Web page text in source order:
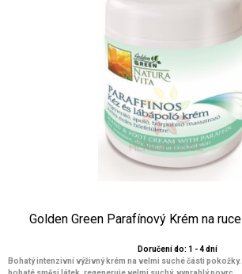
Golden Green Parafínový Krém na
Doručení do: 1 - 4 dní
Bohatý intenzivní výživný krém na velmi suché části